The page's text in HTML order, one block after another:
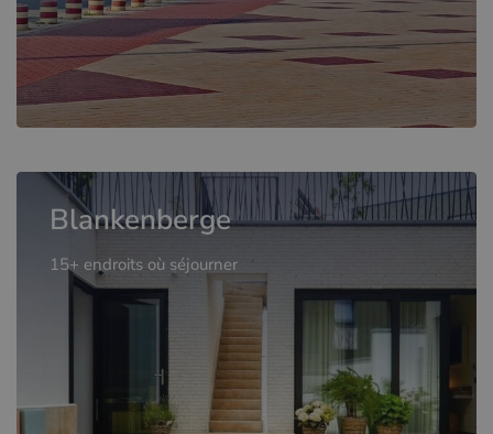
Blankenberge
15+ endroits où séjourner